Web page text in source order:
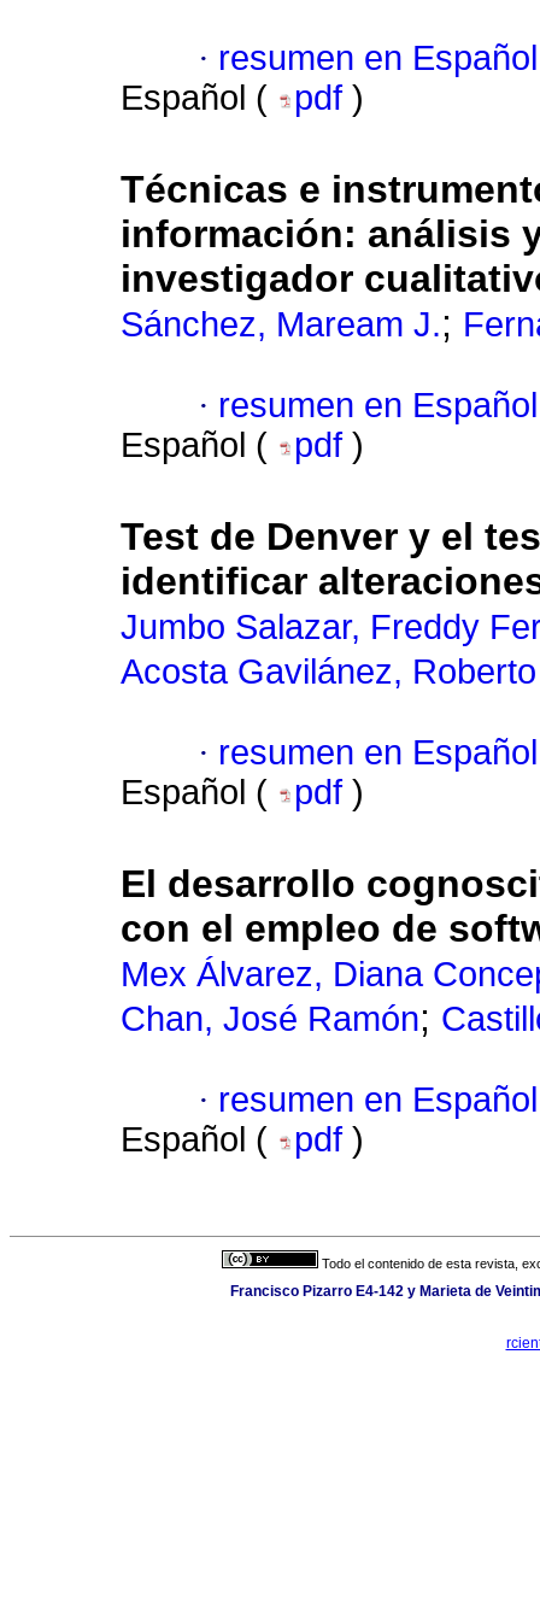
· resumen en Español
Español (
pdf )
Técnicas e
información: análisis
investigador
Sánchez, Maream J.;
· resumen en Español
Español (
pdf )
Test de Denver y el
identificar
Jumbo Salazar, Freddy
Acosta Gavilánez,
· resumen en Español
Español (
pdf )
El desarrollo
con el empleo de
Mex Álvarez, Diana
Chan, José Ramón;
· resumen en Español
Español (
pdf )
Todo el contenido de esta revista,
Francisco Pizarro E4-142 y Marieta de